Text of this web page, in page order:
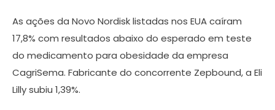
As ações da Novo Nordisk listadas nos EUA caíram
17,8% com resultados abaixo do esperado em teste
do medicamento para obesidade da empresa
CagriSema. Fabricante do concorrente Zepbound, a Eli
Lilly subiu 1,39%.